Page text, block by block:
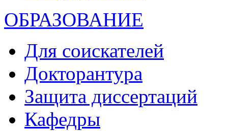
ОБРАЗОВАНИЕ
Для соискателей
Докторантура
Защита диссертаций
Кафедры